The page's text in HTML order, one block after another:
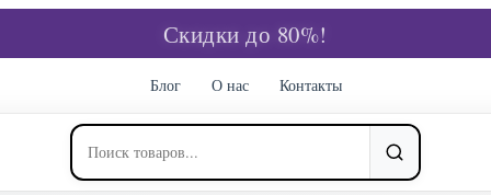
Скидки до 80%!
Блог О нас Контакты